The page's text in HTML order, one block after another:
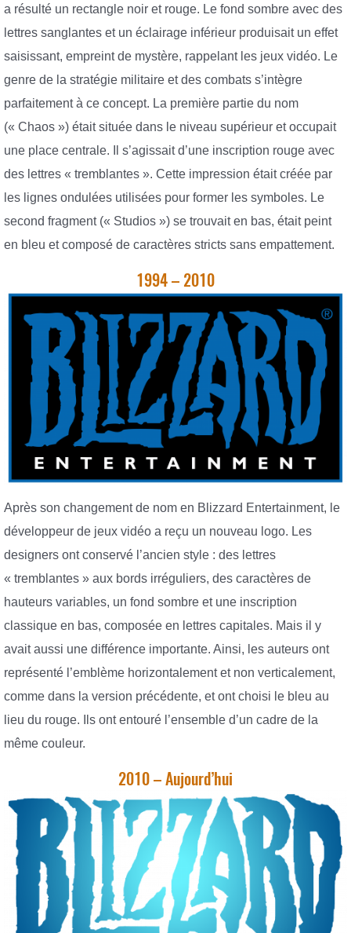
a résulté un rectangle noir et rouge. Le fond sombre avec des
lettres sanglantes et un éclairage inférieur produisait un effet
saisissant, empreint de mystère, rappelant les jeux vidéo. Le
genre de la stratégie militaire et des combats s’intègre
parfaitement à ce concept. La première partie du nom
(« Chaos ») était située dans le niveau supérieur et occupait
une place centrale. Il s’agissait d’une inscription rouge avec
des lettres « tremblantes ». Cette impression était créée par
les lignes ondulées utilisées pour former les symboles. Le
second fragment (« Studios ») se trouvait en bas, était peint
en bleu et composé de caractères stricts sans empattement.
1994 – 2010
Après son changement de nom en Blizzard Entertainment, le
développeur de jeux vidéo a reçu un nouveau logo. Les
designers ont conservé l’ancien style : des lettres
« tremblantes » aux bords irréguliers, des caractères de
hauteurs variables, un fond sombre et une inscription
classique en bas, composée en lettres capitales. Mais il y
avait aussi une différence importante. Ainsi, les auteurs ont
représenté l’emblème horizontalement et non verticalement,
comme dans la version précédente, et ont choisi le bleu au
lieu du rouge. Ils ont entouré l’ensemble d’un cadre de la
même couleur.
2010 – Aujourd’hui